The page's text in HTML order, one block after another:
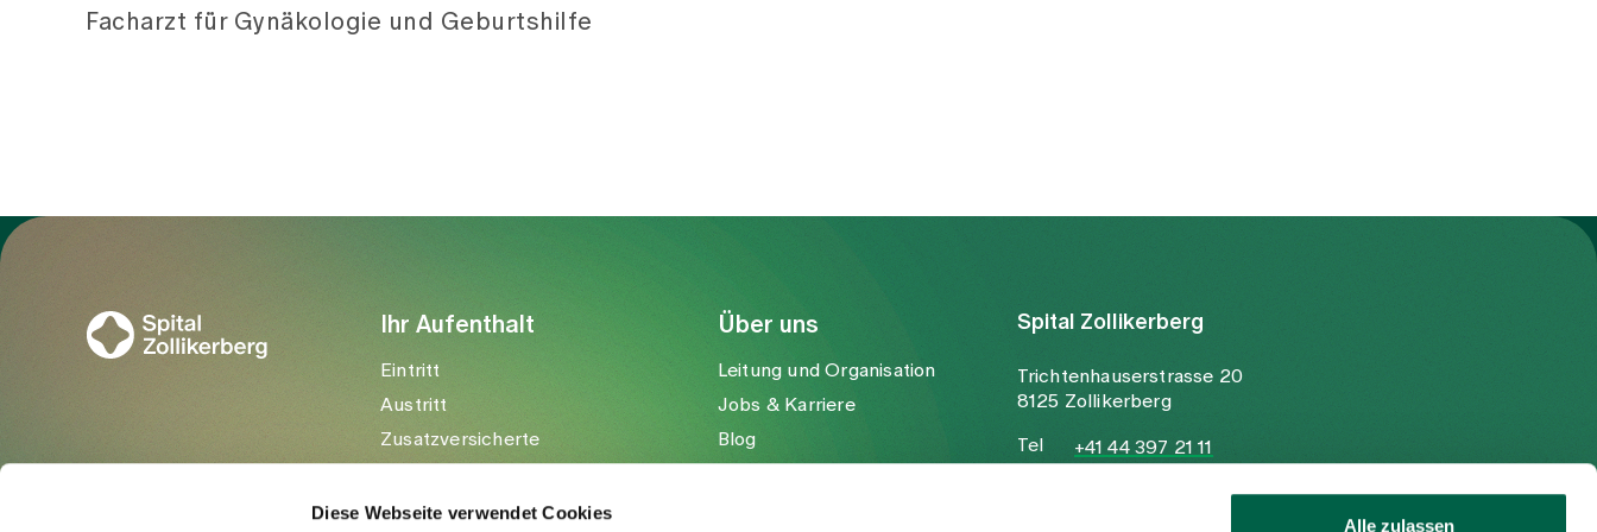
Diese Webseite verwendet Cookies
Alle zulassen
Facharzt für Gynäkologie und Geburtshilfe
Ihr Aufenthalt
Eintritt
Austritt
Zusatzversicherte
Über uns
Leitung und Organisation
Jobs & Karriere
Blog
Spital Zollikerberg
Trichtenhauserstrasse 20
8125 Zollikerberg
Tel
+41 44 397 21 11